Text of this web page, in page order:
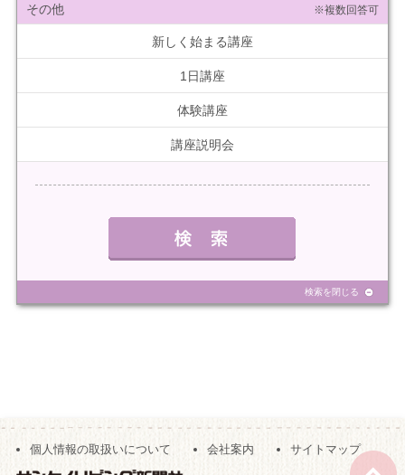
その他 ※複数回答可
新しく始まる講座
1日講座
体験講座
講座説明会
検索を閉じる
個人情報の取扱いについて 会社案内 サイトマップ